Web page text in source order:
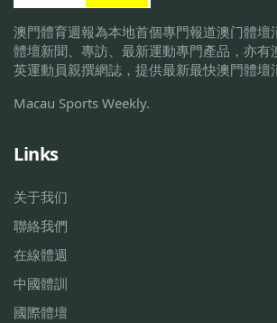
澳門體育週報為本地首個專門報道澳门體壇
體壇新聞、專訪、最新運動專門產品，亦有
英運動員親撰網誌，提供最新最快澳門體壇
Macau Sports Weekly.
Links
关于我们
聯絡我們
在線體週
中國體訓
國際體壇